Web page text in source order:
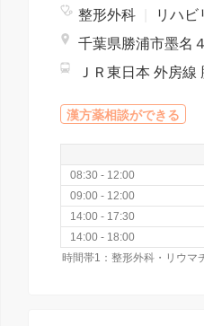
整形外科 リハビ
千葉県勝浦市墨名
漢方薬相談ができる
08:30 - 12:00
09:00 - 12:00
14:00 - 17:30
14:00 - 18:00